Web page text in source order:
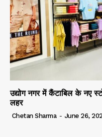
उद्योग नगर में कैंटाबिल के नए
लहर
Chetan Sharma - June 26,